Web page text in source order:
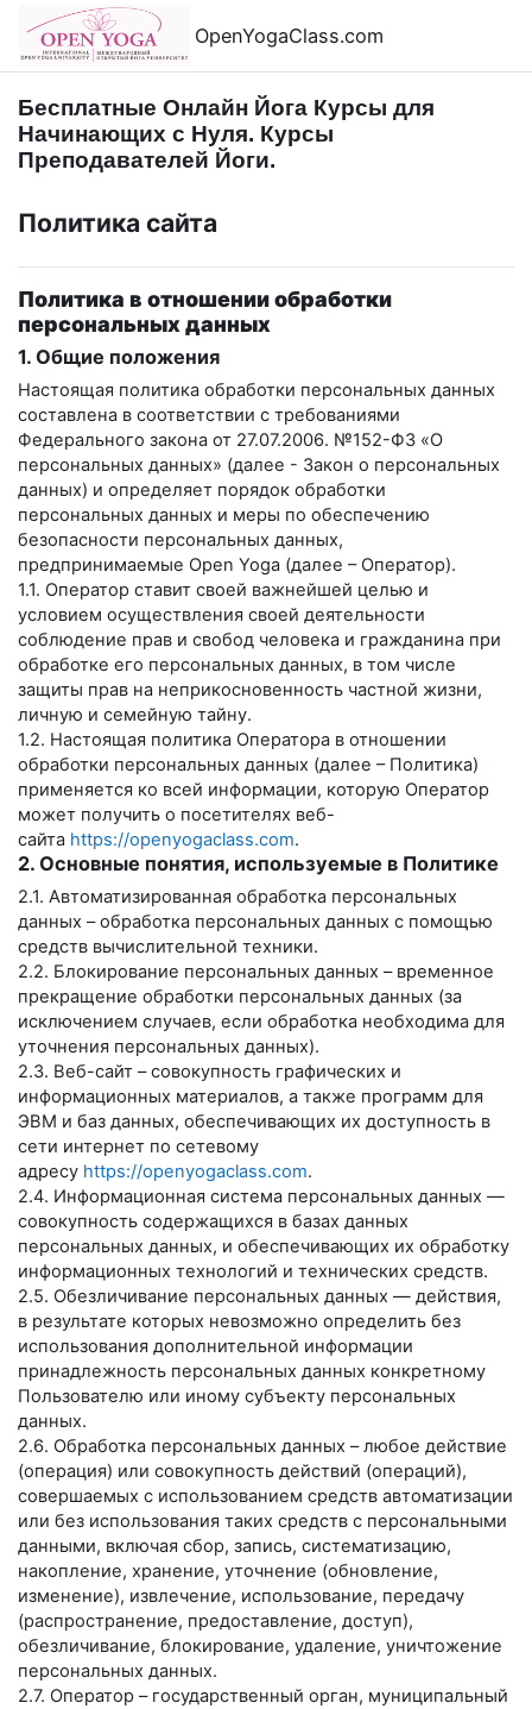
Перейти к основному содержанию
OpenYogaClass.com
Бесплатные Онлайн Йога Курсы для
Начинающих с Нуля. Курсы
Преподавателей Йоги.
Политика сайта
Политика в отношении обработки
персональных данных
1. Общие положения
Настоящая политика обработки персональных данных
составлена в соответствии с требованиями
Федерального закона от 27.07.2006. №152-ФЗ «О
персональных данных» (далее - Закон о персональных
данных) и определяет порядок обработки
персональных данных и меры по обеспечению
безопасности персональных данных,
предпринимаемые Open Yoga (далее – Оператор).
1.1. Оператор ставит своей важнейшей целью и
условием осуществления своей деятельности
соблюдение прав и свобод человека и гражданина при
обработке его персональных данных, в том числе
защиты прав на неприкосновенность частной жизни,
личную и семейную тайну.
1.2. Настоящая политика Оператора в отношении
обработки персональных данных (далее – Политика)
применяется ко всей информации, которую Оператор
может получить о посетителях веб-
сайта https://openyogaclass.com.
2. Основные понятия, используемые в Политике
2.1. Автоматизированная обработка персональных
данных – обработка персональных данных с помощью
средств вычислительной техники.
2.2. Блокирование персональных данных – временное
прекращение обработки персональных данных (за
исключением случаев, если обработка необходима для
уточнения персональных данных).
2.3. Веб-сайт – совокупность графических и
информационных материалов, а также программ для
ЭВМ и баз данных, обеспечивающих их доступность в
сети интернет по сетевому
адресу https://openyogaclass.com.
2.4. Информационная система персональных данных —
совокупность содержащихся в базах данных
персональных данных, и обеспечивающих их обработку
информационных технологий и технических средств.
2.5. Обезличивание персональных данных — действия,
в результате которых невозможно определить без
использования дополнительной информации
принадлежность персональных данных конкретному
Пользователю или иному субъекту персональных
данных.
2.6. Обработка персональных данных – любое действие
(операция) или совокупность действий (операций),
совершаемых с использованием средств автоматизации
или без использования таких средств с персональными
данными, включая сбор, запись, систематизацию,
накопление, хранение, уточнение (обновление,
изменение), извлечение, использование, передачу
(распространение, предоставление, доступ),
обезличивание, блокирование, удаление, уничтожение
персональных данных.
2.7. Оператор – государственный орган, муниципальный